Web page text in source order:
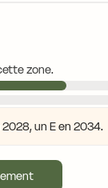
zone.
un E en 2034.